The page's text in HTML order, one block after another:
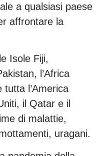
a qualsiasi paese
affrontare la
Isole Fiji,
l’Africa
l’America
il Qatar e il
di malattie,
uragani.